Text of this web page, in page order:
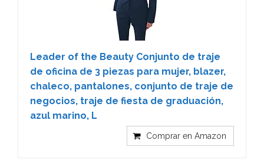
Leader of the Beauty Conjunto de traje
de oficina de 3 piezas para mujer, blazer,
chaleco, pantalones, conjunto de traje de
negocios, traje de fiesta de graduación,
azul marino, L
Comprar en Amazon